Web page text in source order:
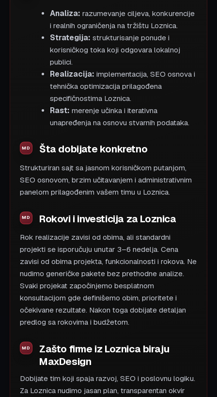
Analiza: razumevanje ciljeva, konkurencije
i realnih ograničenja na tržištu Loznica.
Strategija: strukturisanje ponude i
korisničkog toka koji odgovara lokalnoj
publici.
Realizacija: implementacija, SEO osnova i
tehnička optimizacija prilagođena
specifičnostima Loznica.
Rast: merenje učinka i iterativna
unapređenja na osnovu stvarnih podataka.
Šta dobijate konkretno
Strukturiran sajt sa jasnom korisničkom putanjom,
SEO osnovom, brzim učitavanjem i administrativnim
panelom prilagođenim vašem timu u Loznica.
Rokovi i investicija za Loznica
Rok realizacije zavisi od obima, ali standardni
projekti se isporučuju unutar 3–6 nedelja. Cena
zavisi od obima projekta, funkcionalnosti i rokova. Ne
nudimo generičke pakete bez prethodne analize.
Svaki projekat započinjemo besplatnom
konsultacijom gde definišemo obim, prioritete i
očekivane rezultate. Nakon toga dobijate detaljan
predlog sa rokovima i budžetom.
Zašto firme iz Loznica biraju
MaxDesign
Dobijate tim koji spaja razvoj, SEO i poslovnu logiku.
Za Loznica nudimo jasan plan, transparentan okvir